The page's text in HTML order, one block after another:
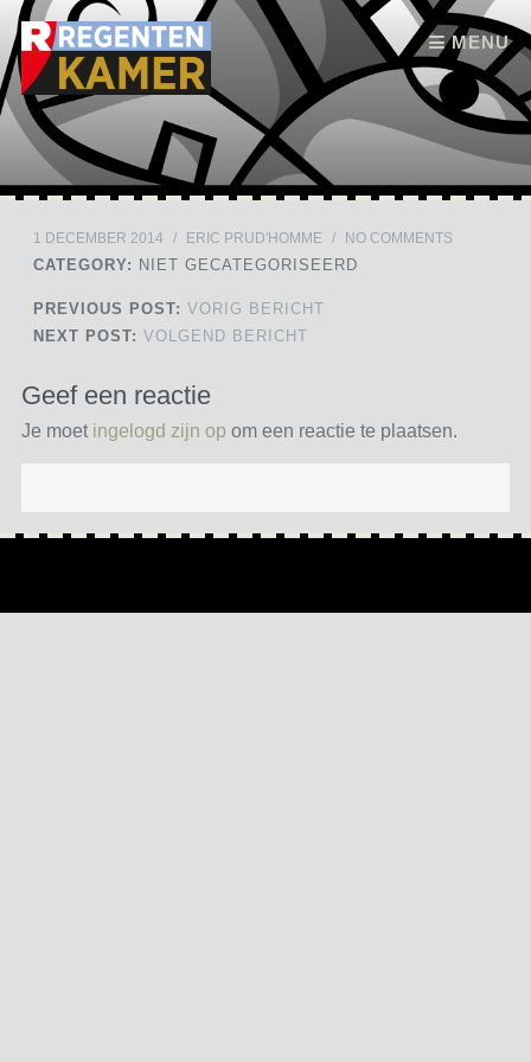
MENU
Skip to content
1 DECEMBER 2014 / ERIC PRUD'HOMME / NO COMMENTS
CATEGORY: NIET GECATEGORISEERD
PREVIOUS POST: VORIG BERICHT
NEXT POST: VOLGEND BERICHT
Geef een reactie
Je moet ingelogd zijn op om een reactie te plaatsen.